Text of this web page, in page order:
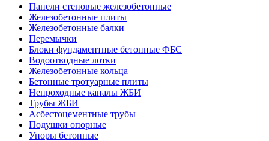
Панели стеновые железобетонные
Железобетонные плиты
Железобетонные балки
Перемычки
Блоки фундаментные бетонные ФБС
Водоотводные лотки
Железобетонные кольца
Бетонные тротуарные плиты
Непроходные каналы ЖБИ
Трубы ЖБИ
Асбестоцементные трубы
Подушки опорные
Упоры бетонные